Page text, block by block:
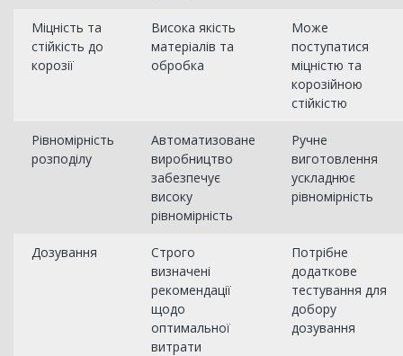
Міцність та
стійкість до
корозії
Висока якість
матеріалів та
обробка
Може
поступатися
міцністю та
корозійною
стійкістю
Рівномірність
розподілу
Автоматизоване
виробництво
забезпечує
високу
рівномірність
Ручне
виготовлення
ускладнює
рівномірність
Дозування
Строго
визначені
рекомендації
щодо
оптимальної
витрати
Потрібне
додаткове
тестування для
добору
дозування